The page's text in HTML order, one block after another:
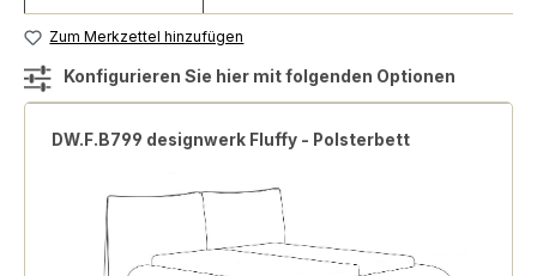
Zum Merkzettel hinzufügen
Konfigurieren Sie hier mit folgenden Optionen
DW.F.B799 designwerk Fluffy - Polsterbett